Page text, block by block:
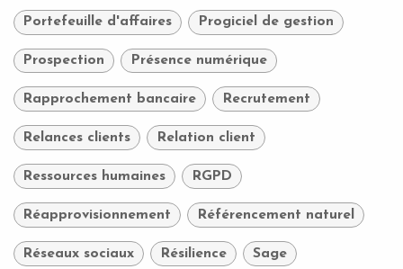
Portefeuille d'affaires Progiciel de gestion
Prospection Présence numérique
Rapprochement bancaire Recrutement
Relances clients Relation client
Ressources humaines RGPD
Réapprovisionnement Référencement naturel
Réseaux sociaux Résilience Sage